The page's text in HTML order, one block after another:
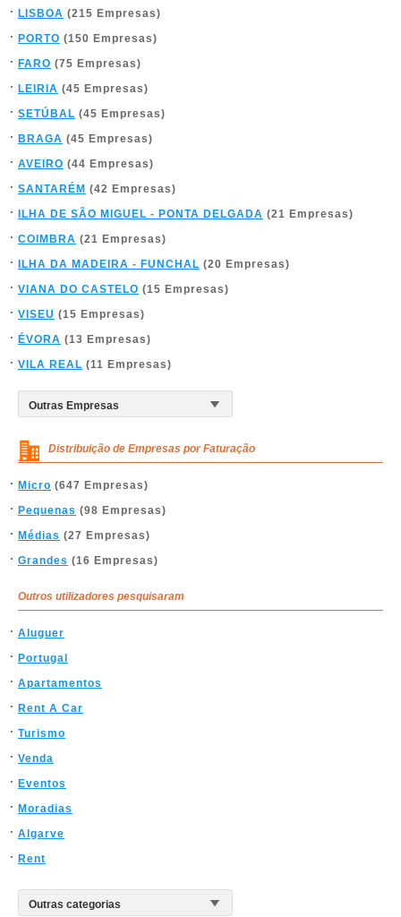
LISBOA (215 Empresas)
PORTO (150 Empresas)
FARO (75 Empresas)
LEIRIA (45 Empresas)
SETÚBAL (45 Empresas)
BRAGA (45 Empresas)
AVEIRO (44 Empresas)
SANTARÉM (42 Empresas)
ILHA DE SÃO MIGUEL - PONTA DELGADA (21 Empresas)
COIMBRA (21 Empresas)
ILHA DA MADEIRA - FUNCHAL (20 Empresas)
VIANA DO CASTELO (15 Empresas)
VISEU (15 Empresas)
ÉVORA (13 Empresas)
VILA REAL (11 Empresas)
Distribuição de Empresas por Faturação
Micro (647 Empresas)
Pequenas (98 Empresas)
Médias (27 Empresas)
Grandes (16 Empresas)
Outros utilizadores pesquisaram
Aluguer
Portugal
Apartamentos
Rent A Car
Turismo
Venda
Eventos
Moradias
Algarve
Rent